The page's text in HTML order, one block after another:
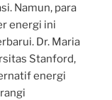
Namun, para
energi ini
Dr. Maria
Stanford,
energi